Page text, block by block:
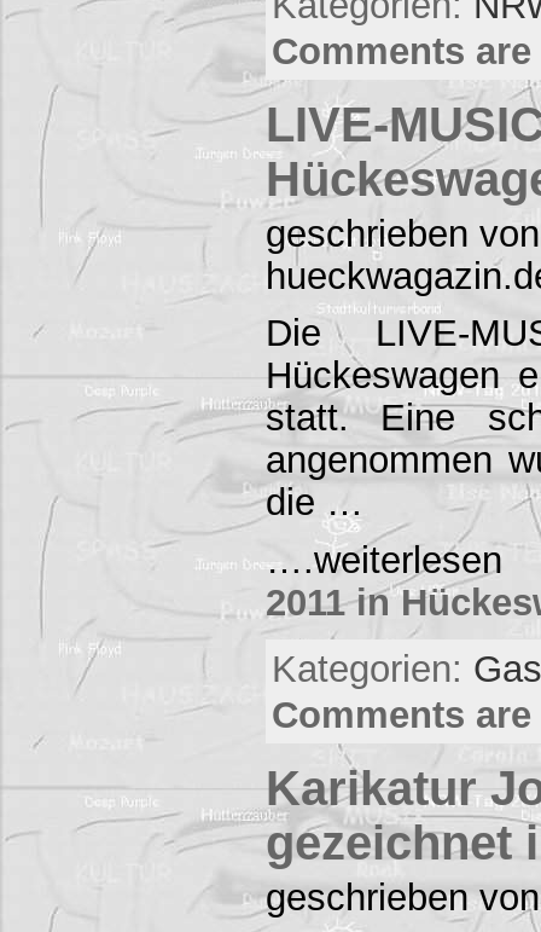
Comments
LIVE-
geschrieben
Die LIVE-
Hückeswagen
statt. Eine
angenommen
die …
2011 in
Kategorien:
Comments
Karikatur
gezeichnet
geschrieben